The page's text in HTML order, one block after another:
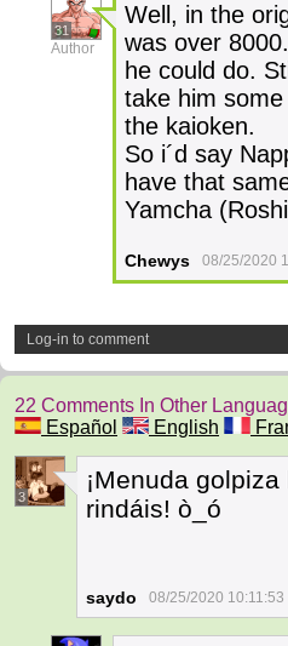
31
Author
Well, in the
was over
he could do.
take him
the kaioken.
So i´d say
have that
Yamcha
Chewys 08/25/2020
Log-in to comment
22 Comments In Other
Español
English
3
¡Menuda
rindáis! ò_ó
saydo 08/25/2020 10:11:53